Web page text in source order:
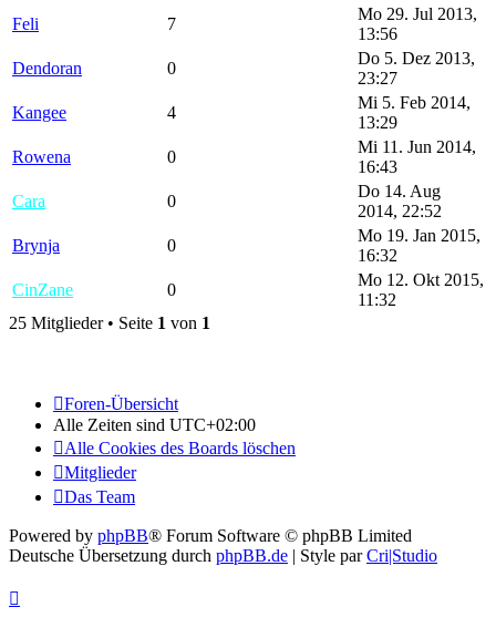
Feli
7
Mo 29. Jul 2013,
13:56
Dendoran
0
Do 5. Dez 2013,
23:27
Kangee
4
Mi 5. Feb 2014,
13:29
Rowena
0
Mi 11. Jun 2014,
16:43
Cara
0
Do 14. Aug
2014, 22:52
Brynja
0
Mo 19. Jan 2015,
16:32
CinZane
0
Mo 12. Okt 2015,
11:32
25 Mitglieder • Seite 1 von 1
Foren-Übersicht
Alle Zeiten sind UTC+02:00
Alle Cookies des Boards löschen
Mitglieder
Das Team
Powered by phpBB® Forum Software © phpBB Limited
Deutsche Übersetzung durch phpBB.de | Style parCri|Studio